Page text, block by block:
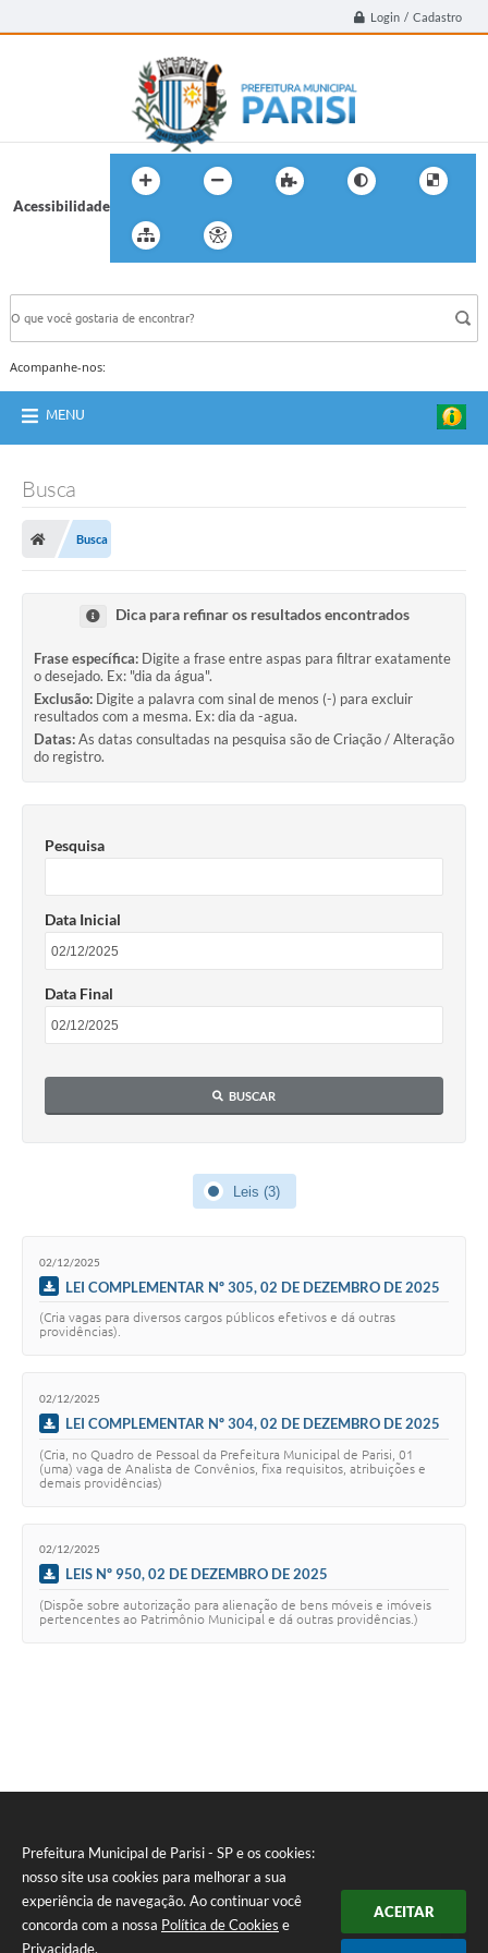
Prefeitura Municipal de Parisi - SP e os cookies:
nosso site usa cookies para melhorar a sua
experiência de navegação. Ao continuar você
concorda com a nossa Política de Cookies e
Privacidade.
ACEITAR
Login / Cadastro
Acessibilidade
Acompanhe-nos:
MENU
Busca
Busca
Dica para refinar os resultados encontrados
Frase específica: Digite a frase entre aspas para filtrar exatamente
o desejado. Ex: "dia da água".
Exclusão: Digite a palavra com sinal de menos (-) para excluir
resultados com a mesma. Ex: dia da -agua.
Datas:As datas consultadas na pesquisa são de Criação / Alteração
do registro.
Pesquisa
Data Inicial
Data Final
BUSCAR
Leis (3)
02/12/2025
LEI COMPLEMENTAR Nº 305, 02 DE DEZEMBRO DE 2025
(Cria vagas para diversos cargos públicos efetivos e dá outras
providências).
02/12/2025
LEI COMPLEMENTAR Nº 304, 02 DE DEZEMBRO DE 2025
(Cria, no Quadro de Pessoal da Prefeitura Municipal de Parisi, 01
(uma) vaga de Analista de Convênios, fixa requisitos, atribuições e
demais providências)
02/12/2025
LEIS Nº 950, 02 DE DEZEMBRO DE 2025
(Dispõe sobre autorização para alienação de bens móveis e imóveis
pertencentes ao Patrimônio Municipal e dá outras providências.)